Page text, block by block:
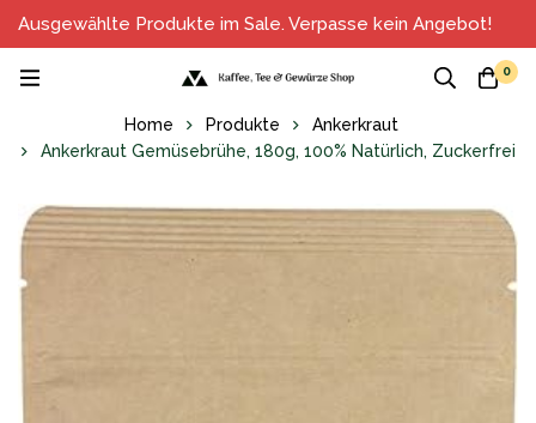
Ausgewählte Produkte im Sale. Verpasse kein Angebot!
0
Home Produkte
Ankerkraut
Ankerkraut Gemüsebrühe, 180g, 100% Natürlich, Zuckerfrei